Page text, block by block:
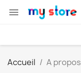

Accueil A propos